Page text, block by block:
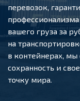
перевозок,
вашего груза за
на
в контейнерах,
сохранность и
точку мира.